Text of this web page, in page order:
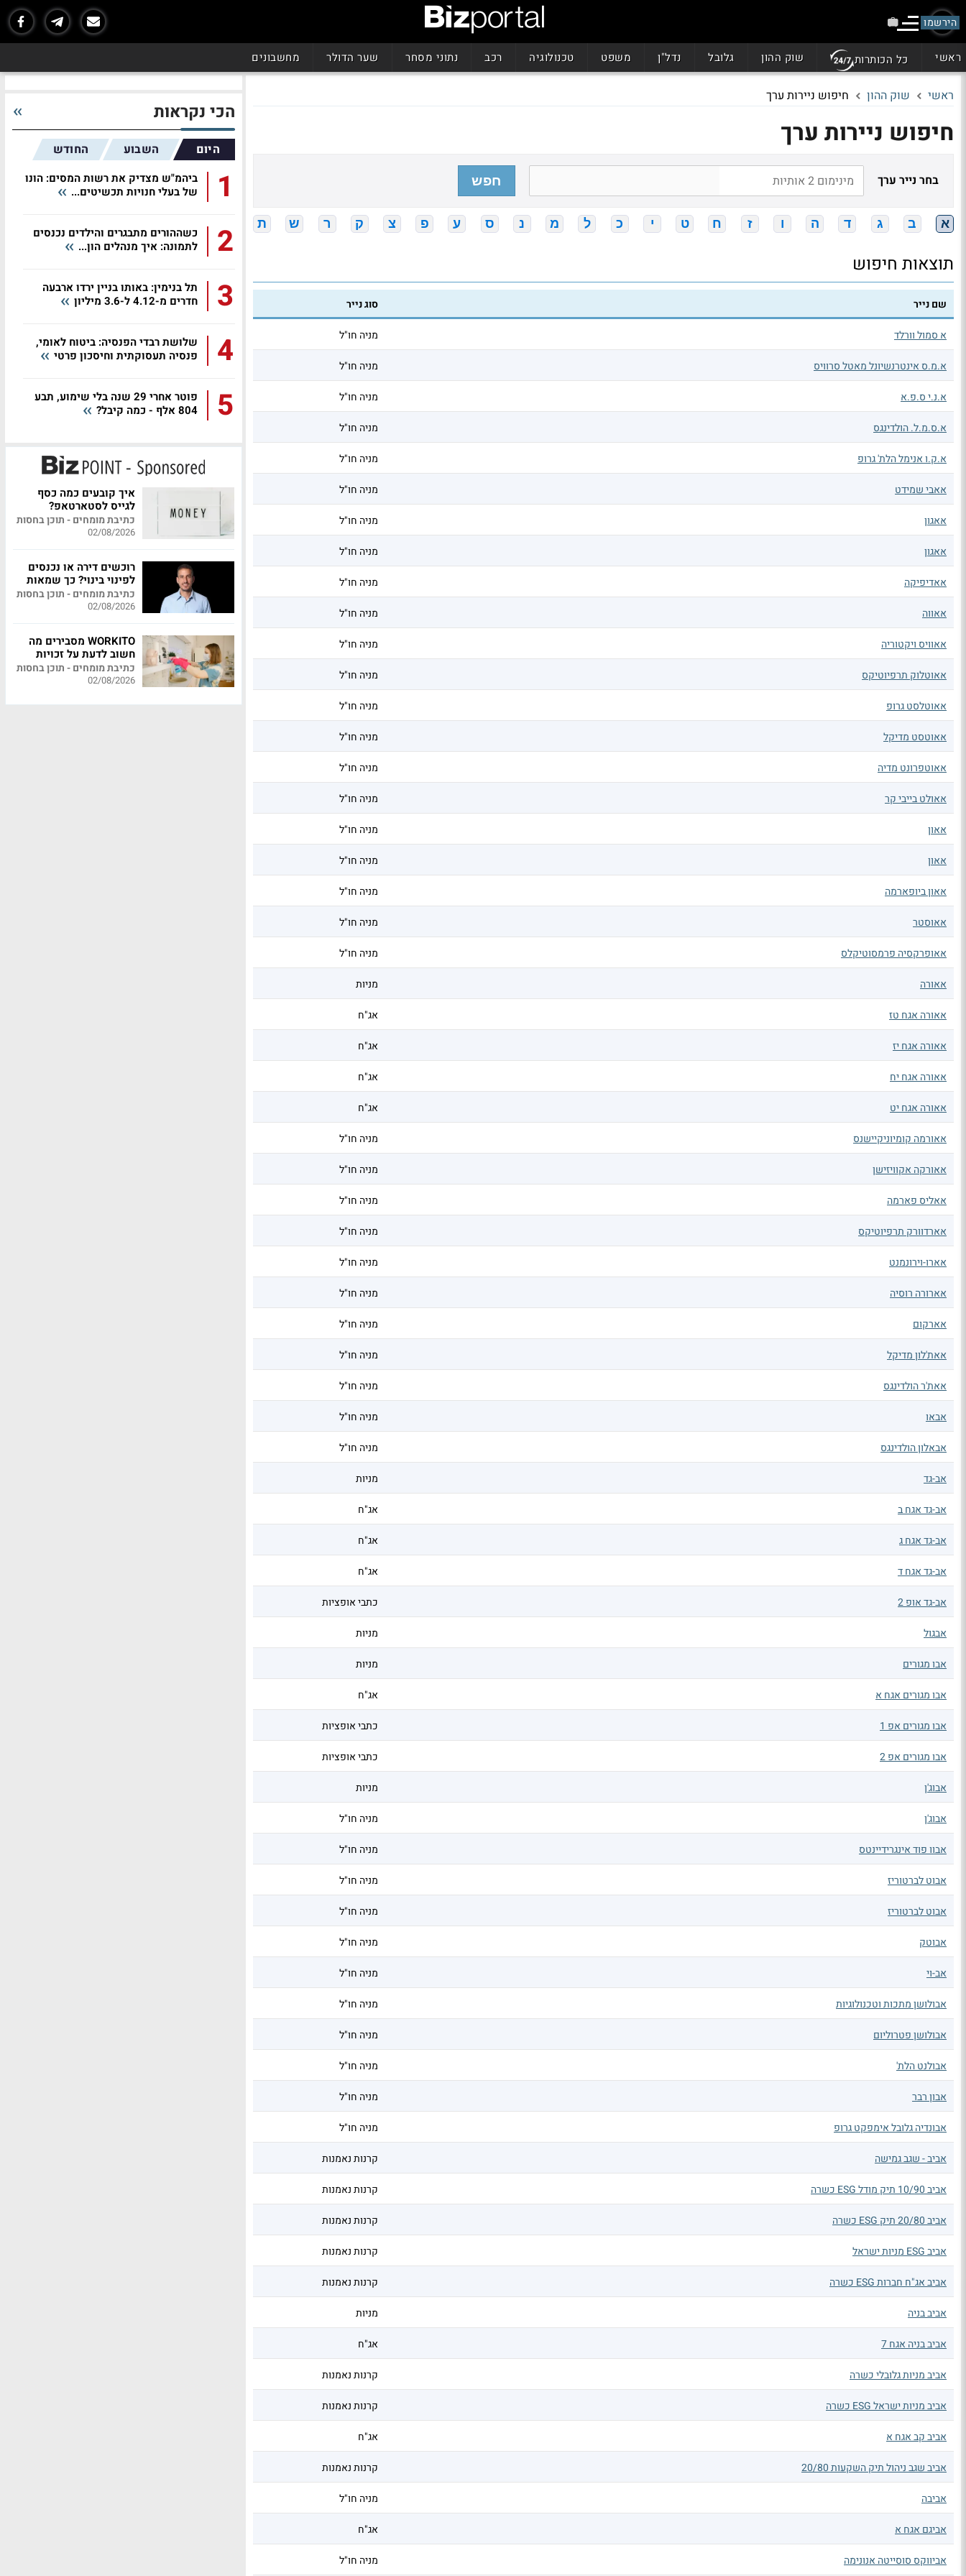
הירשמו
ראשי כל הכותרות שוק ההון גלובל נדל"ן משפט טכנולוגיה רכב נתוני מסחר שער הדולר מחשבונים
ראשי שוק ההון חיפוש ניירות ערך
חיפוש ניירות ערך
בחר נייר ערך חפש
א ב ג ד ה ו ז ח ט י כ ל מ נ ס ע פ צ ק ר ש ת
תוצאות חיפוש
שם נייר סוג נייר
א סמול וורלד מניה חו"ל
א.מ.ס אינטרנשיונל מאטל סרוויס מניה חו"ל
א.נ.י ס.פ.א מניה חו"ל
א.ס.מ.ל. הולדינגס מניה חו"ל
א.ק.ו אנימל הלת' גרופ מניה חו"ל
אאבי שמידט מניה חו"ל
אאגון מניה חו"ל
אאגון מניה חו"ל
אאדיפיקה מניה חו"ל
אאווה מניה חו"ל
אאוויס ויקטוריה מניה חו"ל
אאוטלוק תרפיוטיקס מניה חו"ל
אאוטלסט גרופ מניה חו"ל
אאוטסט מדיקל מניה חו"ל
אאוטפרונט מדיה מניה חו"ל
אאולט בייבי קר מניה חו"ל
אאון מניה חו"ל
אאון מניה חו"ל
אאון ביופארמה מניה חו"ל
אאוסטר מניה חו"ל
אאופרקסיה פרמסוטיקלס מניה חו"ל
אאורה מניות
אאורה אגח טז אג"ח
אאורה אגח יז אג"ח
אאורה אגח יח אג"ח
אאורה אגח יט אג"ח
אאורמה קומיוניקיישנס מניה חו"ל
אאורקה אקוויזישן מניה חו"ל
אאליס פארמה מניה חו"ל
אארדוורק תרפיוטיקס מניה חו"ל
אארו-וירונמנט מניה חו"ל
אארורה רוסיה מניה חו"ל
אארקום מניה חו"ל
אאת'לון מדיקל מניה חו"ל
אאת'ר הולדינגס מניה חו"ל
אבאו מניה חו"ל
אבאלון הולדינגס מניה חו"ל
אב-גד מניות
אב-גד אגח ב אג"ח
אב-גד אגח ג אג"ח
אב-גד אגח ד אג"ח
אב-גד אופ 2 כתבי אופציות
אבגול מניות
אבו מגורים מניות
אבו מגורים אגח א אג"ח
אבו מגורים אפ 1 כתבי אופציות
אבו מגורים אפ 2 כתבי אופציות
אבוג'ן מניות
אבוג'ן מניה חו"ל
אבוו פוד אינגרידיינטס מניה חו"ל
אבוט לברטוריז מניה חו"ל
אבוט לברטוריז מניה חו"ל
אבוטק מניה חו"ל
אב-וי מניה חו"ל
אבולושן מתכות וטכנולוגיות מניה חו"ל
אבולושן פטרוליום מניה חו"ל
אבולנט הלת' מניה חו"ל
אבון רבר מניה חו"ל
אבונדיה גלובל אימפקט גרופ מניה חו"ל
אביב - שגב גמישה קרנות נאמנות
אביב 10/90 תיק מודל ESG כשרה קרנות נאמנות
אביב 20/80 תיק ESG כשרה קרנות נאמנות
אביב ESG מניות ישראל קרנות נאמנות
אביב אג"ח חברות ESG כשרה קרנות נאמנות
אביב בניה מניות
אביב בניה אגח 7 אג"ח
אביב מניות גלובלי כשרה קרנות נאמנות
אביב מניות ישראל ESG כשרה קרנות נאמנות
אביב קב אגח א אג"ח
אביב שגב ניהול תיק השקעות 20/80 קרנות נאמנות
אביבה מניה חו"ל
אביגם אגח א אג"ח
אביווקס סוסייטה אנונימה מניה חו"ל
הכי נקראות
היום השבוע החודש
1
ביהמ"ש מצדיק את רשות המסים: הונו
של בעלי חנויות תכשיטים...
2
כשההורים מתבגרים והילדים נכנסים
לתמונה: איך מנהלים הון...
3
תל בנימין: באותו בניין ירדו ארבעה
חדרים מ-4.12 ל-3.6 מיליון
4
שלושת רבדי הפנסיה: ביטוח לאומי,
פנסיה תעסוקתית וחיסכון פרטי
5
פוטר אחרי 29 שנה בלי שימוע, תבע
804 אלף - כמה קיבל?
איך קובעים כמה כסף
לגייס לסטארטאפ?
כתיבת מומחים - תוכן בחסות
02/08/2026
רוכשים דירה או נכנסים
לפינוי בינוי? כך שמאות
מקצועית יכולה לחסוך
לכם מאות אלפי שקלים
כתיבת מומחים - תוכן בחסות
02/08/2026
WORKITO מסבירים מה
חשוב לדעת על זכויות
עובדי משק בית
כתיבת מומחים - תוכן בחסות
02/08/2026